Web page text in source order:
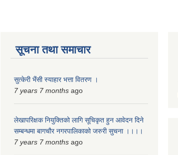
सूचना तथा समाचार
सुत्केरी भैंसी स्याहार भत्ता वितरण ।
7 years 7 months ago
लेखापरिक्षक नियुक्तिको लागि सूचिकृत हुन आवेदन दिने
सम्बन्धमा बागचौर नगरपालिकाको जरुरी सुचना ।।।।
7 years 7 months ago